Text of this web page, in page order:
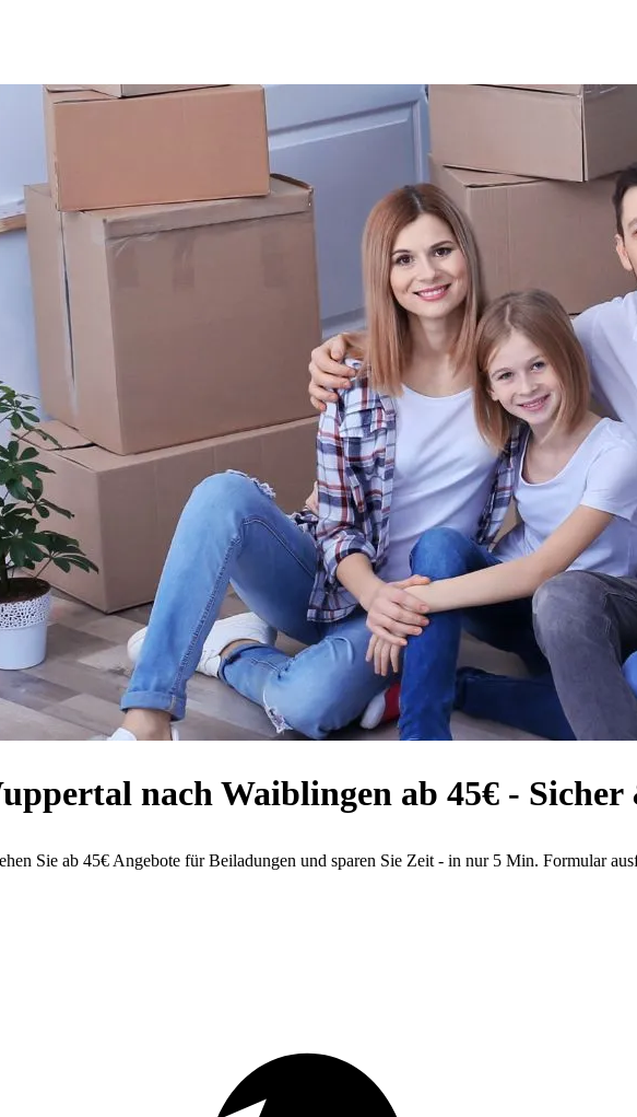
nach Waiblingen ab 45€ -
Sie ab 45€ Angebote für Beiladungen und sparen Sie Zeit - in nur 5 Min. Formular